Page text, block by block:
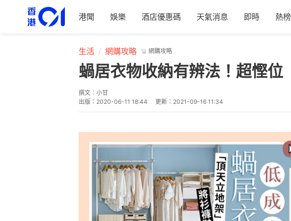
港聞 娛樂 酒店優惠碼 天氣消息 即時 熱榜
生活 網購攻略 網購攻略
蝸居衣物收納有辨法！超慳位
撰文： 小甘
出版： 2020-06-11 18:44 更新： 2021-09-16 11:34